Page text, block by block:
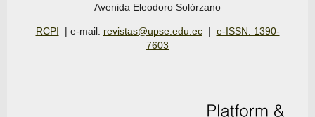
Avenida Eleodoro Solórzano
RCPI | e-mail: revistas@upse.edu.ec| e-ISSN: 1390-
7603